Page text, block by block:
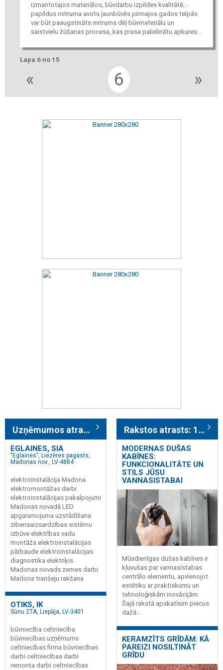
izmantotajos materiālos, būvdarbu izpildes kvalitātē; -
papildus mitruma avots jaunbūvēs pirmajos gados telpās
var būt paaugstināts mitrums dēļ būvmateriālu un
saistvielu žūšanas procesa, kas prasa palielinātu apkures...
Lapa 6 no 15
« 6 »
Uzņēmumos atrasts: 464
EGLAINES, SIA
"Eglaines", Liezēres pagasts,
Madonas nov., LV-4884
elektroinstalācija Madona
elektromontāžas darbi
elektroinstalācijas pakalpojumi
Madonas novadā LED
apgaismojuma uzstādīšana
zibensaizsardzības sistēmu
izbūve elektrības vadu
montāža elektroinstalācijas
pārbaude elektroinstalācijas
diagnostika elektriķis
Madonas novads zemes darbi
Madona tranšeju rakšana
OTIKS, IK
Sūnu 27A, Liepāja, LV-3401
būvniecība celtniecība
būvniecības uzņēmums
celtniecības firma būvniecības
darbi celtniecības darbi
remonta darbi celtniecības
Rakstos atrasts: 1982
MODERNAS DUŠAS
KABĪNES:
FUNKCIONALITĀTE UN
STILS JŪSU
VANNASISTABAI
Mūsdienīgas dušas kabīnes ir
kļuvušas par vannasistabas
centrālo elementu, apvienojot
estētiku ar praktiskumu un
tehnoloģiskām inovācijām.
Šajā rakstā apskatīsim piecus
dažā...
KERAMZĪTS GRĪDĀM: KĀ
PAREIZI NOSILTINĀT
GRĪDU